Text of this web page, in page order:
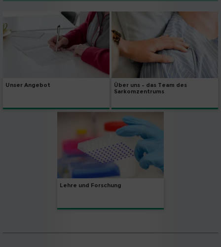
Unser Angebot
Über uns – das Team des
Sarkomzentrums
Lehre und Forschung